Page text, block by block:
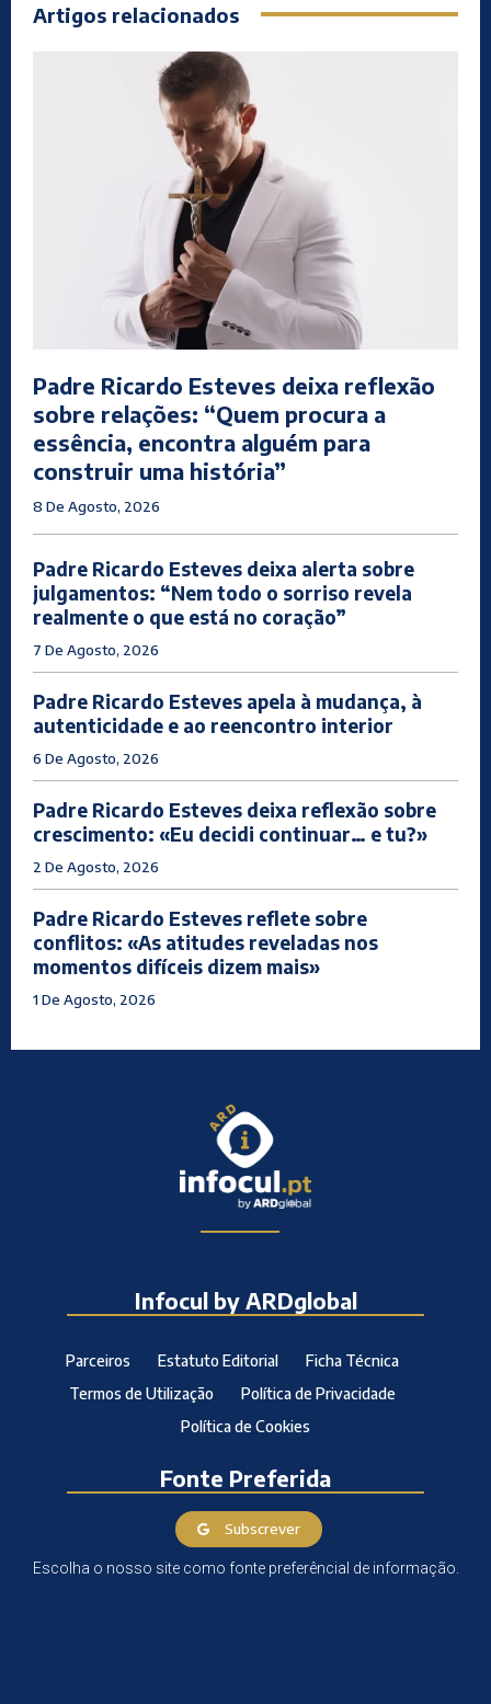
Artigos relacionados
Padre Ricardo Esteves deixa reflexão
sobre relações: “Quem procura a
essência, encontra alguém para
construir uma história”
8 De Agosto, 2026
Padre Ricardo Esteves deixa alerta sobre
julgamentos: “Nem todo o sorriso revela
realmente o que está no coração”
7 De Agosto, 2026
Padre Ricardo Esteves apela à mudança, à
autenticidade e ao reencontro interior
6 De Agosto, 2026
Padre Ricardo Esteves deixa reflexão sobre
crescimento: «Eu decidi continuar… e tu?»
2 De Agosto, 2026
Padre Ricardo Esteves reflete sobre
conflitos: «As atitudes reveladas nos
momentos difíceis dizem mais»
1 De Agosto, 2026
Infocul by ARDglobal
Parceiros Estatuto Editorial
Ficha Técnica
Termos de Utilização
Política de Privacidade
Política de Cookies
Fonte Preferida
Subscrever
Escolha o nosso site como fonte preferêncial de informação.